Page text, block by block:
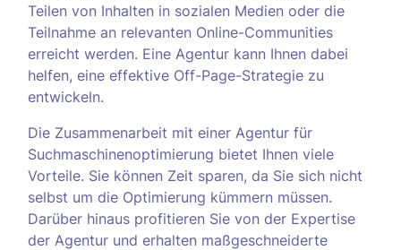
Teilen von Inhalten in sozialen Medien oder die
Teilnahme an relevanten Online-Communities
erreicht werden. Eine Agentur kann Ihnen dabei
helfen, eine effektive Off-Page-Strategie zu
entwickeln.
Die Zusammenarbeit mit einer Agentur für
Suchmaschinenoptimierung bietet Ihnen viele
Vorteile. Sie können Zeit sparen, da Sie sich nicht
selbst um die Optimierung kümmern müssen.
Darüber hinaus profitieren Sie von der Expertise
der Agentur und erhalten maßgeschneiderte